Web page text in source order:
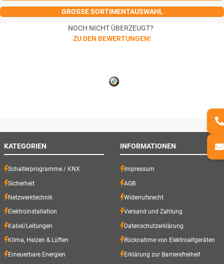
GROSSE SORTIMENTAUSWAHL
NOCH NICHT ÜBERZEUGT?
ZU DEN BEWERTUNGEN!
KATEGORIEN
Schalterprogramme / KNX
Sicherheit
Netzwerktechnik
Elektroinstallation
Kabel/Leitungen
Klima, Heizen & Lüften
Erneuerbare Energien
INFORMATIONEN
Impressum
AGB
Widerrufsrecht
Versand und Zahlung
Datenschutzerklärung
Rücknahme von Elektroaltgeräten
Erklärung zur Barrierefreiheit